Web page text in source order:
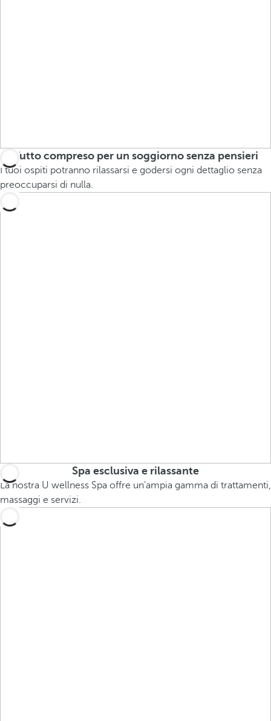
Tutto compreso per un soggiorno senza pensieri
I tuoi ospiti potranno rilassarsi e godersi ogni dettaglio senza
preoccuparsi di nulla.
Spa esclusiva e rilassante
La nostra U wellness Spa offre un'ampia gamma di trattamenti,
massaggi e servizi.